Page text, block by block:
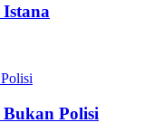
Polisi